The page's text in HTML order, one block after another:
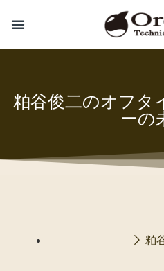
粕谷俊二のオフタ
ーの
粕